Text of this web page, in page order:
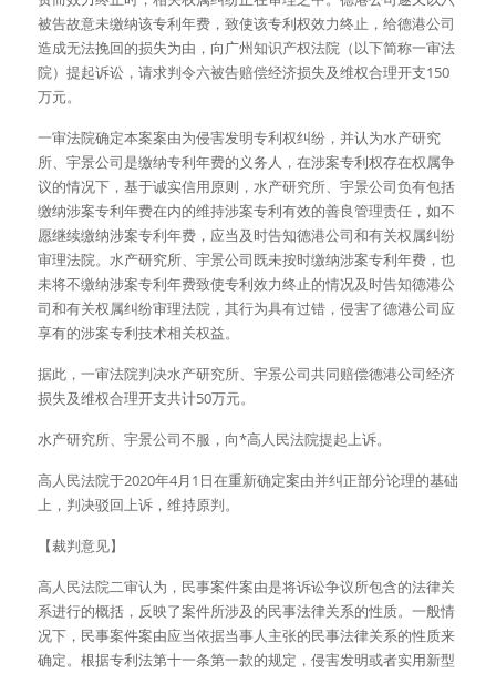
被告故意未缴纳该专利年费，致使该专利权效力终止，给德港公司
造成无法挽回的损失为由，向广州知识产权法院（以下简称一审法
院）提起诉讼，请求判令六被告赔偿经济损失及维权合理开支150
万元。
一审法院确定本案案由为侵害发明专利权纠纷，并认为水产研究
所、宇景公司是缴纳专利年费的义务人，在涉案专利权存在权属争
议的情况下，基于诚实信用原则，水产研究所、宇景公司负有包括
缴纳涉案专利年费在内的维持涉案专利有效的善良管理责任，如不
愿继续缴纳涉案专利年费，应当及时告知德港公司和有关权属纠纷
审理法院。水产研究所、宇景公司既未按时缴纳涉案专利年费，也
未将不缴纳涉案专利年费致使专利效力终止的情况及时告知德港公
司和有关权属纠纷审理法院，其行为具有过错，侵害了德港公司应
享有的涉案专利技术相关权益。
据此，一审法院判决水产研究所、宇景公司共同赔偿德港公司经济
损失及维权合理开支共计50万元。
水产研究所、宇景公司不服，向*高人民法院提起上诉。
高人民法院于2020年4月1日在重新确定案由并纠正部分论理的基础
上，判决驳回上诉，维持原判。
【裁判意见】
高人民法院二审认为，民事案件案由是将诉讼争议所包含的法律关
系进行的概括，反映了案件所涉及的民事法律关系的性质。一般情
况下，民事案件案由应当依据当事人主张的民事法律关系的性质来
确定。根据专利法第十一条第一款的规定，侵害发明或者实用新型